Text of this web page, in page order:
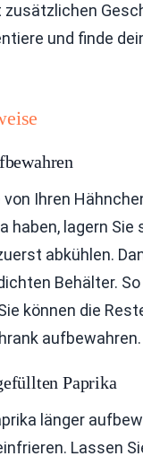
zusätzlichen
und finde
von Ihren
haben, lagern Sie
abkühlen.
Behälter.
können die
aufbewahren.
Paprika
länger
Lassen